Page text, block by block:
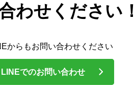
わせください！
からもお問い合わせください
LINEでのお問い合わせ